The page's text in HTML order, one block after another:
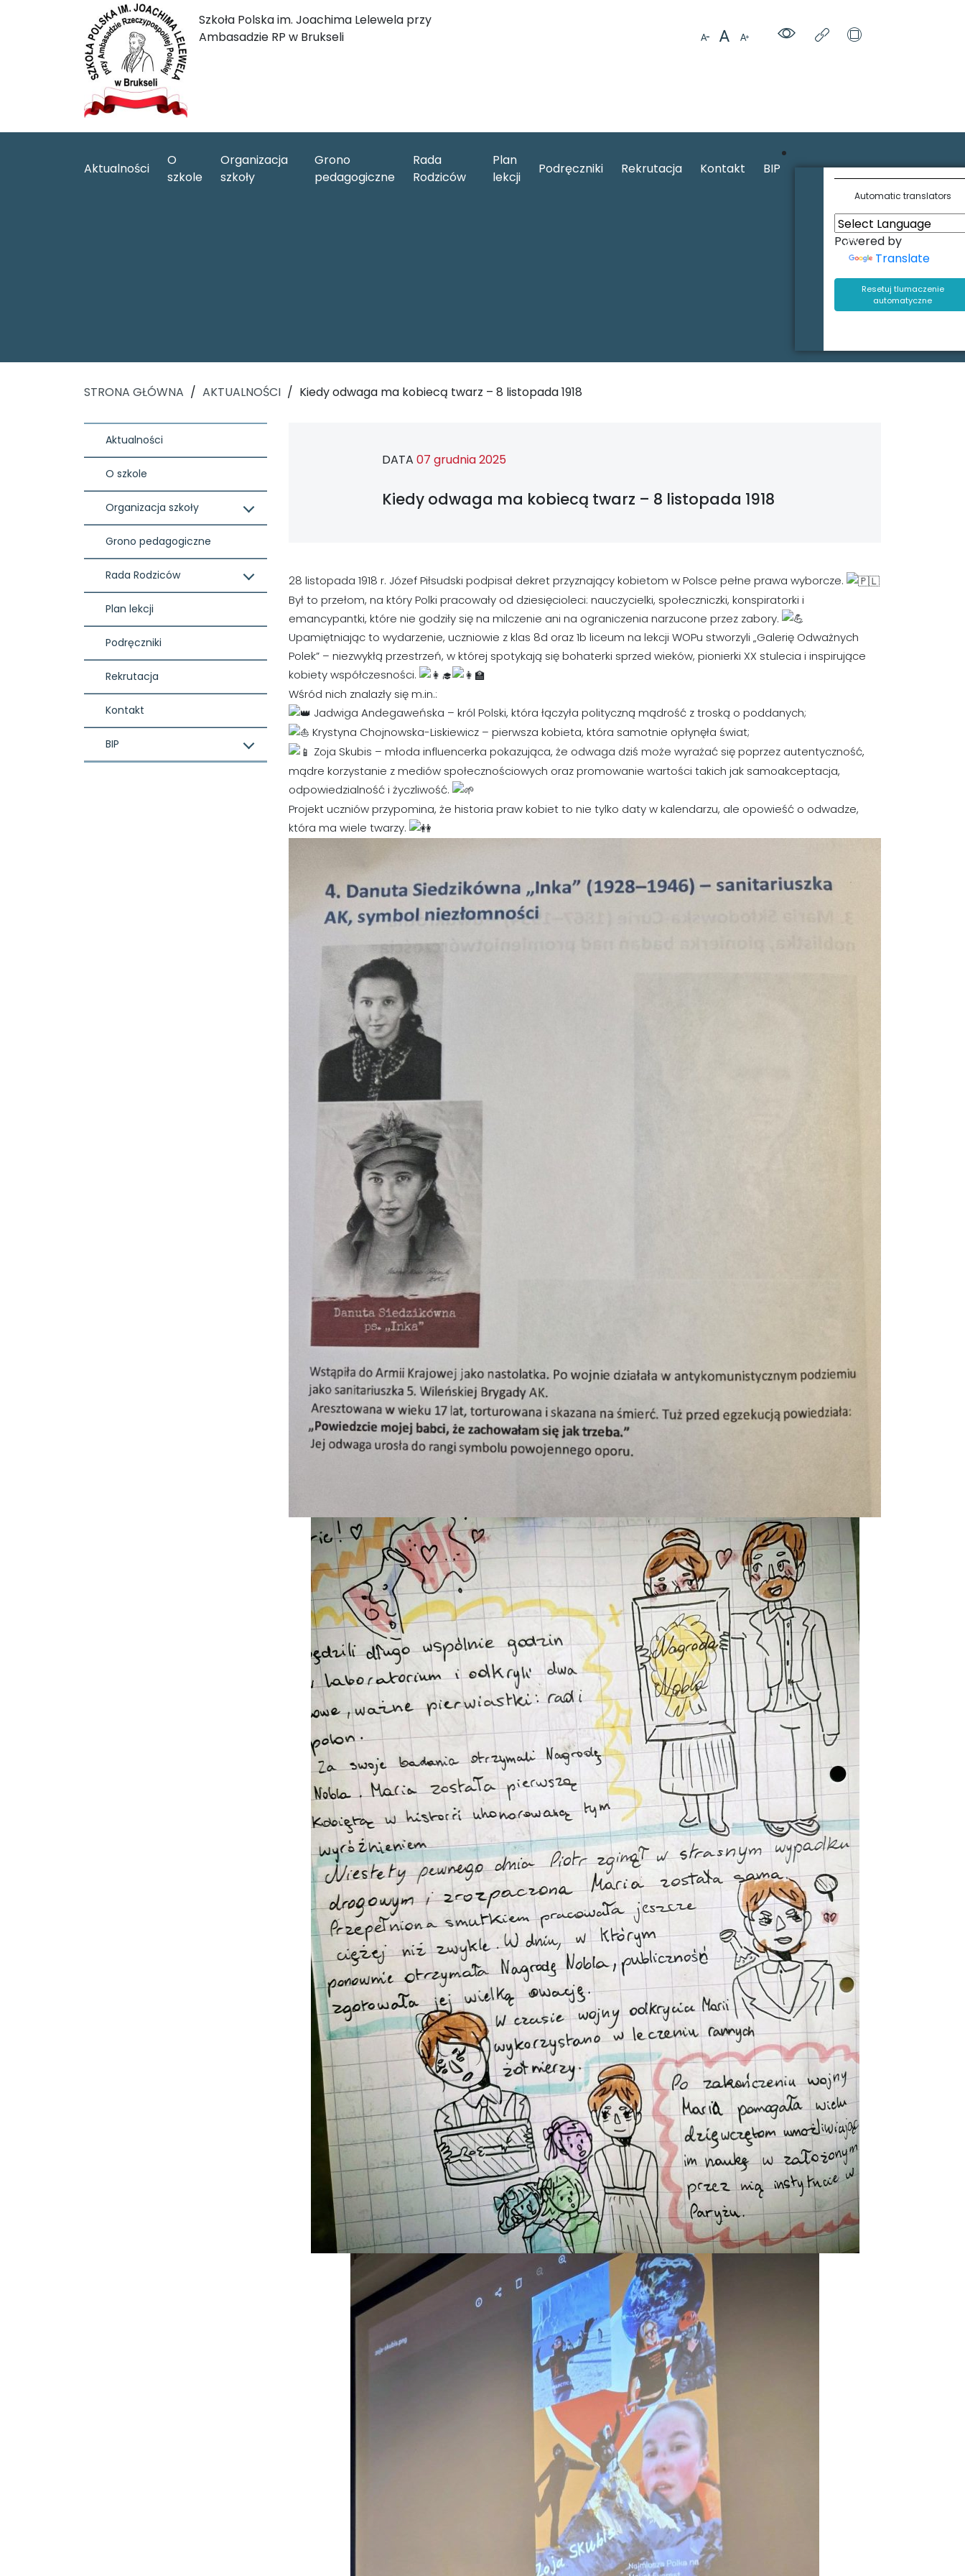
Szkoła Polska im. Joachima Lelewela przy
Ambasadzie RP w Brukseli
Aktualności
O
szkole
Organizacja
szkoły
Grono
pedagogiczne
Rada
Rodziców
Plan
lekcji
Podręczniki Rekrutacja Kontakt BIP
Automatic translators
Powered by
Translate
Resetuj tlumaczenie
automatyczne
STRONA GŁÓWNA / AKTUALNOŚCI / Kiedy odwaga ma kobiecą twarz – 8 listopada 1918
Aktualności
O szkole
Organizacja szkoły
Grono pedagogiczne
Rada Rodziców
Plan lekcji
Podręczniki
Rekrutacja
Kontakt
BIP
DATA 07 grudnia 2025
Kiedy odwaga ma kobiecą twarz – 8 listopada 1918
28 listopada 1918 r. Józef Piłsudski podpisał dekret przyznający kobietom w Polsce pełne prawa wyborcze.
Był to przełom, na który Polki pracowały od dziesięcioleci: nauczycielki, społeczniczki, konspiratorki i
emancypantki, które nie godziły się na milczenie ani na ograniczenia narzucone przez zabory.
Upamiętniając to wydarzenie, uczniowie z klas 8d oraz 1b liceum na lekcji WOPu stworzyli „Galerię Odważnych
Polek” – niezwykłą przestrzeń, w której spotykają się bohaterki sprzed wieków, pionierki XX stulecia i inspirujące
kobiety współczesności.
Wśród nich znalazły się m.in.:
Jadwiga Andegaweńska – król Polski, która łączyła polityczną mądrość z troską o poddanych;
Krystyna Chojnowska-Liskiewicz – pierwsza kobieta, która samotnie opłynęła świat;
Zoja Skubis – młoda influencerka pokazująca, że odwaga dziś może wyrażać się poprzez autentyczność,
mądre korzystanie z mediów społecznościowych oraz promowanie wartości takich jak samoakceptacja,
odpowiedzialność i życzliwość.
Projekt uczniów przypomina, że historia praw kobiet to nie tylko daty w kalendarzu, ale opowieść o odwadze,
która ma wiele twarzy.